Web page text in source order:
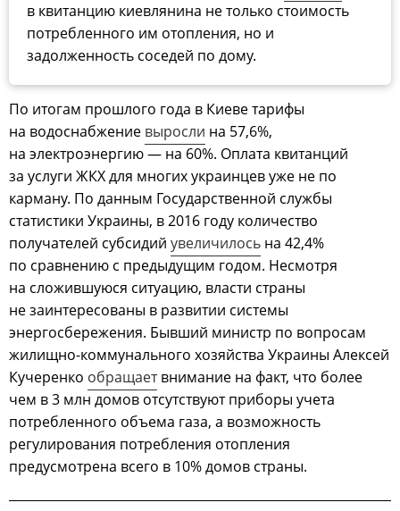
в квитанцию киевлянина не только стоимость
потребленного им отопления, но и
задолженность соседей по дому.
По итогам прошлого года в Киеве тарифы
на водоснабжение выросли на 57,6%,
на электроэнергию — на 60%. Оплата квитанций
за услуги ЖКХ для многих украинцев уже не по
карману. По данным Государственной службы
статистики Украины, в 2016 году количество
получателей субсидий увеличилось на 42,4%
по сравнению с предыдущим годом. Несмотря
на сложившуюся ситуацию, власти страны
не заинтересованы в развитии системы
энергосбережения. Бывший министр по вопросам
жилищно-коммунального хозяйства Украины Алексей
Кучеренко обращаетвнимание на факт, что более
чем в 3 млн домов отсутствуют приборы учета
потребленного объема газа, а возможность
регулирования потребления отопления
предусмотрена всего в 10% домов страны.